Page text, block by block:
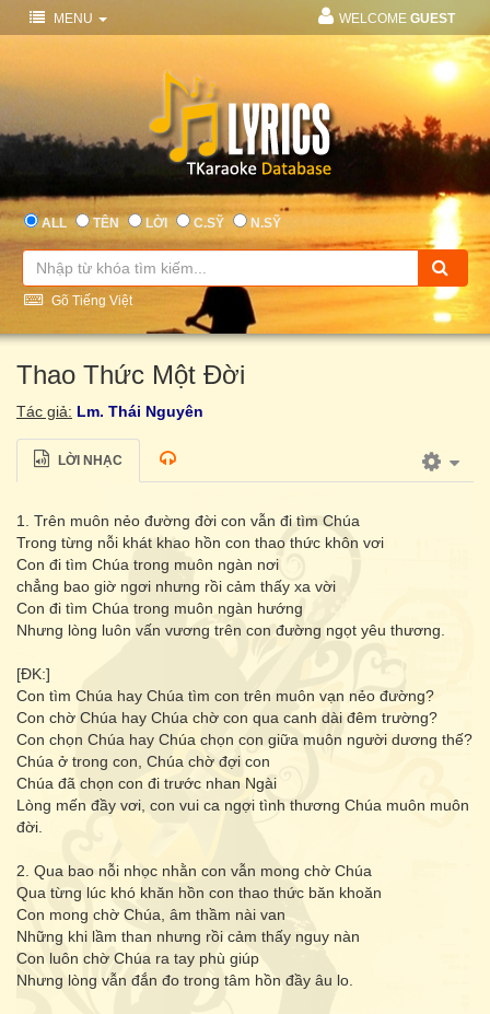
MENU WELCOME GUEST
ALL TÊN LỜI C.SỸ N.SỸ
Gõ Tiếng Việt
Thao Thức Một Đời
Tác giả: Lm. Thái Nguyên
LỜI NHẠC
1. Trên muôn nẻo đường đời con vẫn đi tìm Chúa
Trong từng nỗi khát khao hồn con thao thức khôn vơi
Con đi tìm Chúa trong muôn ngàn nơi
chẳng bao giờ ngơi nhưng rồi cảm thấy xa vời
Con đi tìm Chúa trong muôn ngàn hướng
Nhưng lòng luôn vấn vương trên con đường ngọt yêu thương.
[ĐK:]
Con tìm Chúa hay Chúa tìm con trên muôn vạn nẻo đường?
Con chờ Chúa hay Chúa chờ con qua canh dài đêm trường?
Con chọn Chúa hay Chúa chọn con giữa muôn người dương thế?
Chúa ở trong con, Chúa chờ đợi con
Chúa đã chọn con đi trước nhan Ngài
Lòng mến đầy vơi, con vui ca ngợi tình thương Chúa muôn muôn
đời.
2. Qua bao nỗi nhọc nhằn con vẫn mong chờ Chúa
Qua từng lúc khó khăn hồn con thao thức băn khoăn
Con mong chờ Chúa, âm thầm nài van
Những khi lầm than nhưng rồi cảm thấy nguy nàn
Con luôn chờ Chúa ra tay phù giúp
Nhưng lòng vẫn đắn đo trong tâm hồn đầy âu lo.